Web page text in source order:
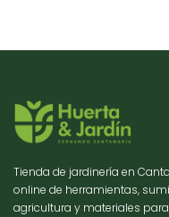
Tienda de jardinería en
online de herramientas,
agricultura y materiales